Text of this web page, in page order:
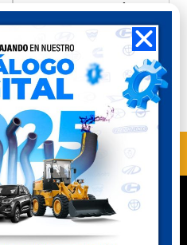
Medidas: 1 1/8 x 1
1/8 x 8”
Compra
Perú
Compra
Ecuador